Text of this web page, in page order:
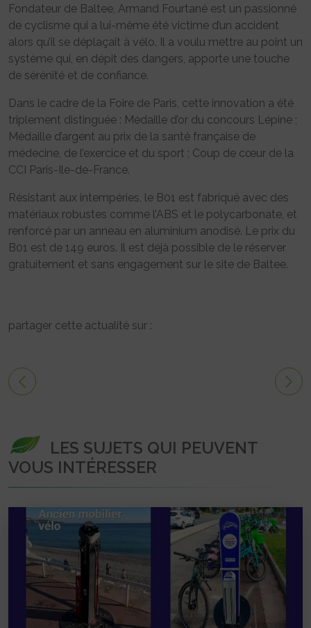
Fondateur de Baltee, Armand Fourtané est un passionné
de cyclisme qui a lui-même été victime d’un accident
alors qu’il se déplaçait à vélo. Il a voulu mettre au point un
système qui, en dépit des dangers, apporte une touche
de sérénité et de confiance.
Dans le cadre de la Foire de Paris, cette innovation a été
triplement distinguée : Médaille d’or du concours Lépine ;
Médaille d’argent au prix de la santé française de
médecine, de l’exercice et du sport ; Coup de cœur de la
CCI Paris-Ile-de-France.
Résistant aux intempéries, le B01 est fabriqué avec des
matériaux robustes comme l’ABS et le polycarbonate, et
renforcé par un anneau en aluminium anodisé. Le prix du
B01 est de 149 euros. Il est déjà possible de le réserver
gratuitement et sans engagement sur le site de Baltee.
partager cette actualité sur :
LES SUJETS QUI PEUVENT
VOUS INTÉRESSER